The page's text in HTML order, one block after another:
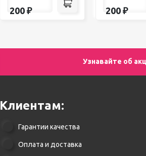
200 ₽ 200 ₽
Узнавайте об
Клиентам:
Гарантии качества
Оплата и доставка